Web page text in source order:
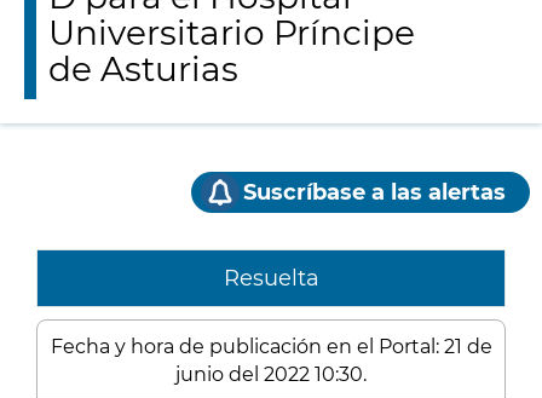
Universitario Príncipe
de Asturias
Suscríbase a las alertas
Resuelta
Fecha y hora de publicación en el Portal: 21 de
junio del 2022 10:30.